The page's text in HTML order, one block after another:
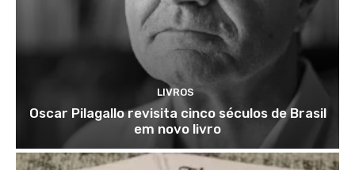
LIVROS
Oscar Pilagallo revisita cinco séculos de Brasil
em novo livro